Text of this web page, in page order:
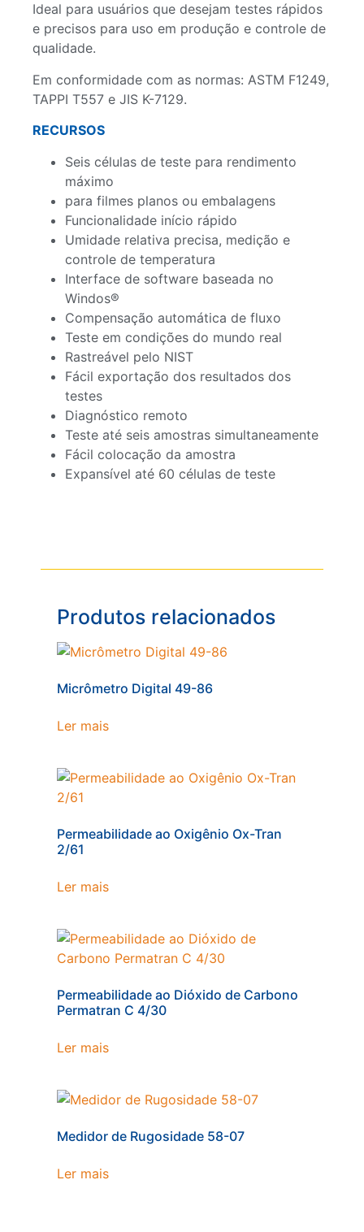
Ideal para usuários que desejam testes rápidos
e precisos para uso em produção e controle de
qualidade.
Em conformidade com as normas: ASTM F1249,
TAPPI T557 e JIS K-7129.
RECURSOS
Seis células de teste para rendimento
máximo
para filmes planos ou embalagens
Funcionalidade início rápido
Umidade relativa precisa, medição e
controle de temperatura
Interface de software baseada no
Windos®
Compensação automática de fluxo
Teste em condições do mundo real
Rastreável pelo NIST
Fácil exportação dos resultados dos
testes
Diagnóstico remoto
Teste até seis amostras simultaneamente
Fácil colocação da amostra
Expansível até 60 células de teste
Produtos relacionados
Micrômetro Digital 49-86
Ler mais
Permeabilidade ao Oxigênio Ox-Tran
2/61
Ler mais
Permeabilidade ao Dióxido de Carbono
Permatran C 4/30
Ler mais
Medidor de Rugosidade 58-07
Ler mais